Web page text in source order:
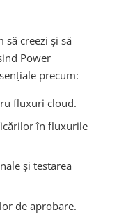
să creezi și să
Power
precum:
fluxuri cloud.
în fluxurile
și testarea
de aprobare.